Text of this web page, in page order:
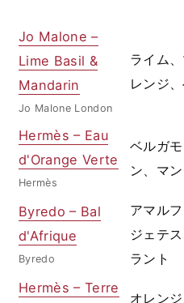
Jo Malone –
Lime Basil &
Mandarin
Jo Malone London
ライム
レンジ
Hermès – Eau
d'Orange Verte
Hermès
ベルガ
ン、マ
Byredo – Bal
d'Afrique
Byredo
アマル
ジェテ
ラント
Hermès – Terre
オレン